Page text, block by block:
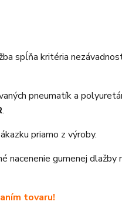
spĺňa kritéria
pneumatík a
.
priamo z výroby.
nacenenie gumenej dlažby
tovaru!